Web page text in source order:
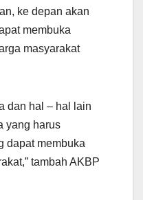
ke depan akan
membuka
masyarakat
dan hal – hal lain
yang harus
dapat membuka
tambah AKBP